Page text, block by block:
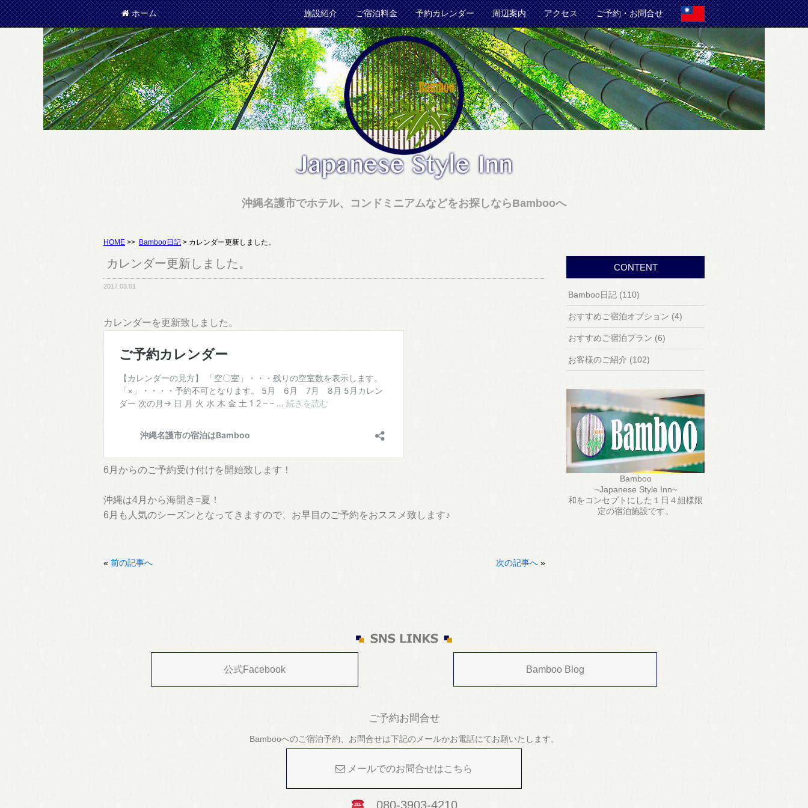
ホーム 施設紹介 ご宿泊料金 予約カレンダー 周辺案内 アクセス ご予約・お問合せ
沖縄名護市でホテル、コンドミニアムなどをお探しならBambooへ
HOME >> Bamboo日記 > カレンダー更新しました。
カレンダー更新しました。
2017.03.01
カレンダーを更新致しました。
6月からのご予約受け付けを開始致します！
沖縄は4月から海開き=夏！
6月も人気のシーズンとなってきますので、お早目のご予約をおススメ致します♪
« 前の記事へ 次の記事へ »
CONTENT
Bamboo日記 (110)
おすすめご宿泊オプション (4)
おすすめご宿泊プラン (6)
お客様のご紹介 (102)
Bamboo
~Japanese Style Inn~
和をコンセプトにした１日４組様限
定の宿泊施設です。
公式Facebook Bamboo Blog
ご予約お問合せ
Bambooへのご宿泊予約、お問合せは下記のメールかお電話にてお願いたします。
メールでのお問合せはこちら
080-3903-4210